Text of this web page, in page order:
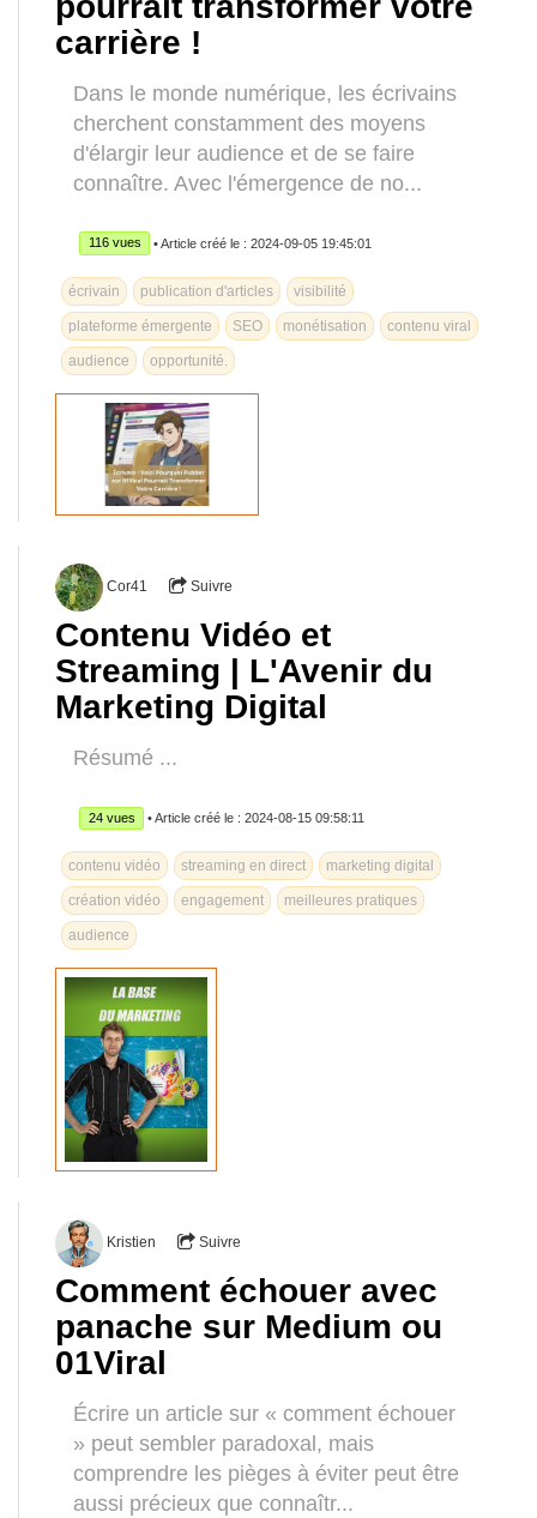
carrière !
Dans le monde numérique, les écrivains
cherchent constamment des moyens
d'élargir leur audience et de se faire
connaître. Avec l'émergence de no...
116 vues • Article créé le : 2024-09-05 19:45:01
écrivain publication d'articles visibilité
plateforme émergente SEO monétisation contenu viral
audience opportunité.
Cor41 Suivre
Contenu Vidéo et
Streaming | L'Avenir du
Marketing Digital
Résumé ...
24 vues • Article créé le : 2024-08-15 09:58:11
contenu vidéo streaming en direct marketing digital
création vidéo engagement meilleures pratiques
audience
Kristien Suivre
Comment échouer avec
panache sur Medium ou
01Viral
Écrire un article sur « comment échouer
» peut sembler paradoxal, mais
comprendre les pièges à éviter peut être
aussi précieux que connaîtr...